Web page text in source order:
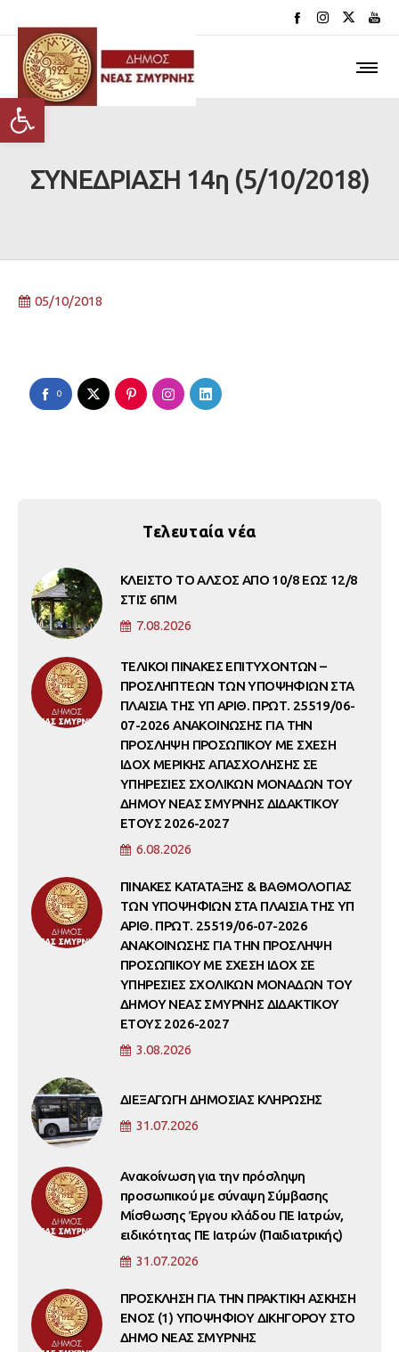
Ανοίξτε τη γραμμή εργαλείων
ΣΥΝΕΔΡΙΑΣΗ 14η (5/10/2018)
05/10/2018
0
Τελευταία νέα
ΚΛΕΙΣΤΟ ΤΟ ΑΛΣΟΣ ΑΠΟ 10/8 ΕΩΣ 12/8
ΣΤΙΣ 6ΠΜ
7.08.2026
ΤΕΛΙΚΟΙ ΠΙΝΑΚΕΣ ΕΠΙΤΥΧΟΝΤΩΝ –
ΠΡΟΣΛΗΠΤΕΩΝ ΤΩΝ ΥΠΟΨΗΦΙΩΝ ΣΤΑ
ΠΛΑΙΣΙΑ ΤΗΣ ΥΠ ΑΡΙΘ. ΠΡΩΤ. 25519/06-
07-2026 ΑΝΑΚΟΙΝΩΣΗΣ ΓΙΑ ΤΗΝ
ΠΡΟΣΛΗΨΗ ΠΡΟΣΩΠΙΚΟΥ ΜΕ ΣΧΕΣΗ
ΙΔΟΧ ΜΕΡΙΚΗΣ ΑΠΑΣΧΟΛΗΣΗΣ ΣΕ
ΥΠΗΡΕΣΙΕΣ ΣΧΟΛΙΚΩΝ ΜΟΝΑΔΩΝ ΤΟΥ
ΔΗΜΟΥ ΝΕΑΣ ΣΜΥΡΝΗΣ ΔΙΔΑΚΤΙΚΟΥ
ΕΤΟΥΣ 2026-2027
6.08.2026
ΠΙΝΑΚΕΣ ΚΑΤΑΤΑΞΗΣ & ΒΑΘΜΟΛΟΓΙΑΣ
ΤΩΝ ΥΠΟΨΗΦΙΩΝ ΣΤΑ ΠΛΑΙΣΙΑ ΤΗΣ ΥΠ
ΑΡΙΘ. ΠΡΩΤ. 25519/06-07-2026
ΑΝΑΚΟΙΝΩΣΗΣ ΓΙΑ ΤΗΝ ΠΡΟΣΛΗΨΗ
ΠΡΟΣΩΠΙΚΟΥ ΜΕ ΣΧΕΣΗ ΙΔΟΧ ΣΕ
ΥΠΗΡΕΣΙΕΣ ΣΧΟΛΙΚΩΝ ΜΟΝΑΔΩΝ ΤΟΥ
ΔΗΜΟΥ ΝΕΑΣ ΣΜΥΡΝΗΣ ΔΙΔΑΚΤΙΚΟΥ
ΕΤΟΥΣ 2026-2027
3.08.2026
ΔΙΕΞΑΓΩΓΗ ΔΗΜΟΣΙΑΣ ΚΛΗΡΩΣΗΣ
31.07.2026
Ανακοίνωση για την πρόσληψη
προσωπικού με σύναψη Σύμβασης
Μίσθωσης Έργου κλάδου ΠΕ Ιατρών,
ειδικότητας ΠΕ Ιατρών (Παιδιατρικής)
31.07.2026
ΠΡΟΣΚΛΗΣΗ ΓΙΑ ΤΗΝ ΠΡΑΚΤΙΚΗ ΑΣΚΗΣΗ
ΕΝΟΣ (1) ΥΠΟΨΗΦΙΟΥ ΔΙΚΗΓΟΡΟΥ ΣΤΟ
ΔΗΜΟ ΝΕΑΣ ΣΜΥΡΝΗΣ